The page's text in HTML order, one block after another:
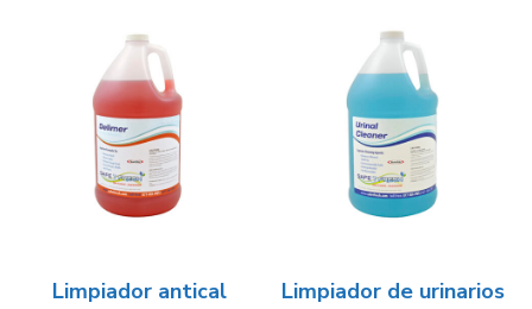
Limpiador antical Limpiador de urinarios